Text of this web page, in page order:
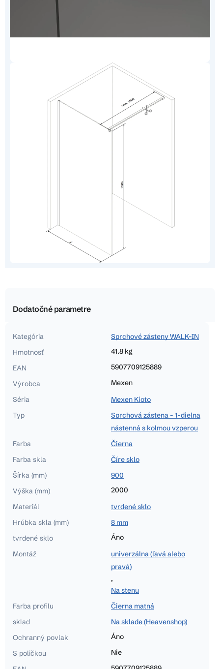
Dodatočné parametre
Kategória
Sprchové zásteny WALK-IN
Hmotnosť
41.8 kg
EAN
5907709125889
Výrobca
Mexen
Séria
Mexen Kioto
Typ
Sprchová zástena - 1-dielna
nástenná s kolmou vzperou
Farba
Čierna
Farba skla
Číre sklo
Šírka (mm)
900
Výška (mm)
2000
Materiál
tvrdené sklo
Hrúbka skla (mm)
8 mm
tvrdené sklo
Áno
Montáž
univerzálna (ľavá alebo
pravá)
,
Na stenu
Farba profilu
Čierna matná
sklad
Na sklade (Heavenshop)
Ochranný povlak
Áno
S poličkou
Nie